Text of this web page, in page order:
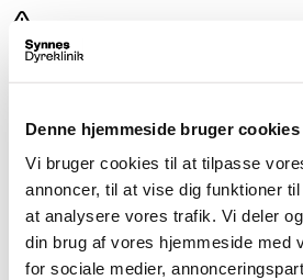
Denne hjemmeside bruger cookies
Vi bruger cookies til at tilpasse
annoncer, til at vise dig funktioner
at analysere vores trafik. Vi deler
din brug af vores hjemmeside med
for sociale medier,
Noget gik galt
Prøv igen Gå til forsiden